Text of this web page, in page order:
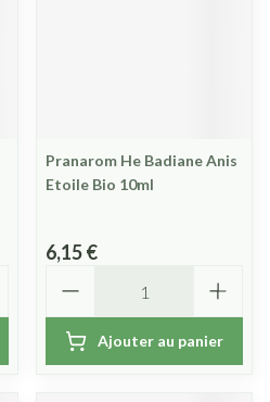
Pranarom He Badiane Anis
Etoile Bio 10ml
6,15 €
Ajouter au panier